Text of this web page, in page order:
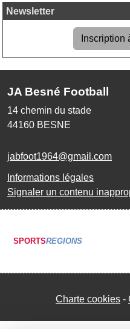
Newsletter
Inscription
JA Besné Football
14 chemin du stade
44160 BESNE
jabfoot1964@gmail.com
Informations légales
Signaler un contenu
SPORTSREGIONS
Charte cookies